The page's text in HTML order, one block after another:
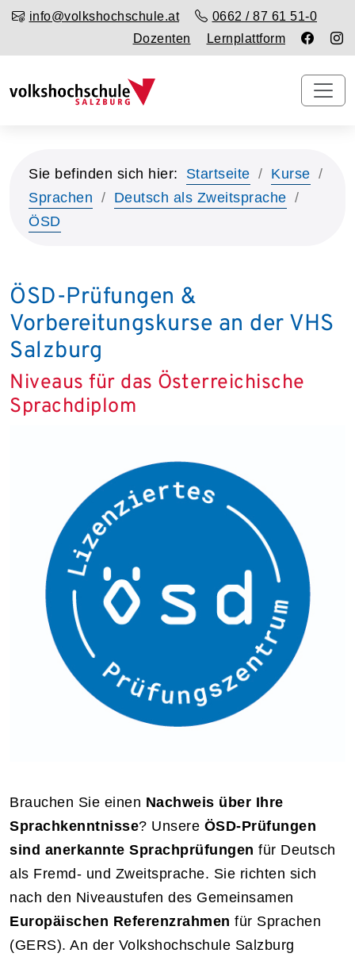
info@volkshochschule.at
0662 / 87 61 51-0
Dozenten
Lernplattform
Sie befinden sich hier: Startseite
Kurse
Sprachen
Deutsch als Zweitsprache
ÖSD
ÖSD-Prüfungen &
Vorbereitungskurse an der VHS
Salzburg
Niveaus für das Österreichische
Sprachdiplom
Brauchen Sie einen Nachweis über Ihre
Sprachkenntnisse? Unsere ÖSD-Prüfungen
sind anerkannte Sprachprüfungen für Deutsch
als Fremd- und Zweitsprache. Sie richten sich
nach den Niveaustufen des Gemeinsamen
Europäischen Referenzrahmen für Sprachen
(GERS). An der Volkshochschule Salzburg